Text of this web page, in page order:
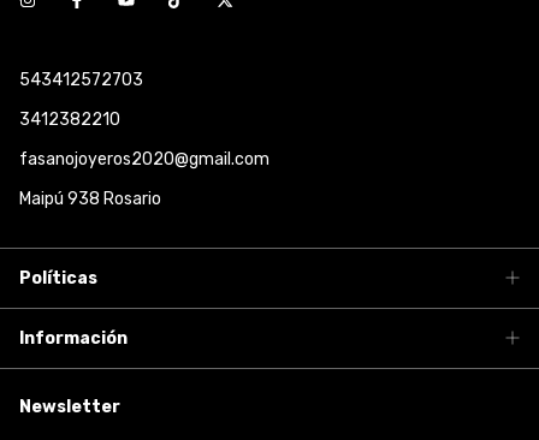
543412572703
3412382210
fasanojoyeros2020@gmail.com
Maipú 938 Rosario
Políticas
Información
Newsletter